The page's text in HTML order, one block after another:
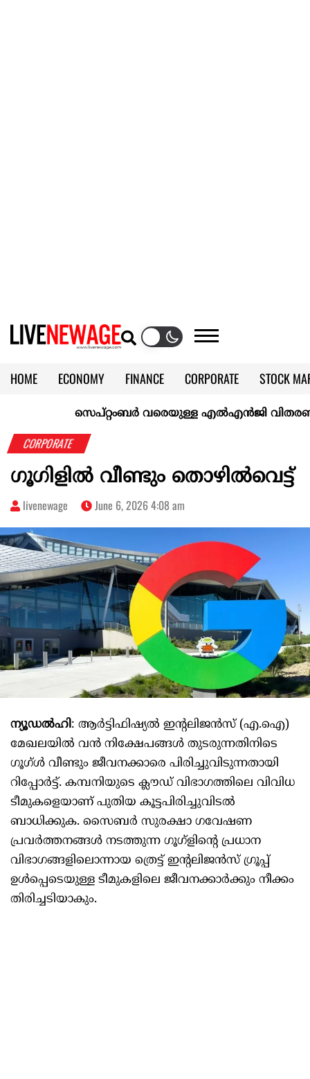
HOME ECONOMY FINANCE CORPORATE
STOCK
KERALA @70
സെപ്റ്റംബർ വരെയുള്ള എൽഎൻജി വിതരണം
CORPORATE
ഗൂഗിളിൽ വീണ്ടും തൊഴിൽവെട്ട്
livenewage June 6, 2026 4:08 am
ന്യൂഡൽഹി: ആർട്ടിഫിഷ്യൽ ഇന്റലിജൻസ് (എ.ഐ)
മേഖലയിൽ വൻ നിക്ഷേപങ്ങൾ തുടരുന്നതിനിടെ
ഗൂഗ്ൾ വീണ്ടും ജീവനക്കാരെ പിരിച്ചുവിടുന്നതായി
റിപ്പോർട്ട്. കമ്പനിയുടെ ക്ലൗഡ് വിഭാഗത്തിലെ വിവിധ
ടീമുകളെയാണ് പുതിയ കൂട്ടപിരിച്ചുവിടൽ
ബാധിക്കുക. സൈബർ സുരക്ഷാ ഗവേഷണ
പ്രവർത്തനങ്ങൾ നടത്തുന്ന ഗൂഗ്ളിന്റെ പ്രധാന
വിഭാഗങ്ങളിലൊന്നായ ത്രെട്ട് ഇന്റലിജൻസ് ഗ്രൂപ്പ്
ഉൾപ്പെടെയുള്ള ടീമുകളിലെ ജീവനക്കാർക്കും നീക്കം
തിരിച്ചടിയാകും.